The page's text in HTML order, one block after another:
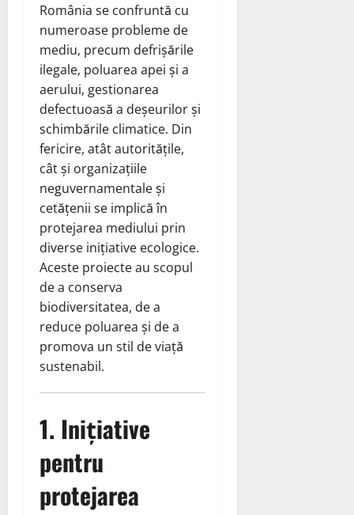
România se confruntă cu
numeroase probleme de
mediu, precum defrișările
ilegale, poluarea apei și a
aerului, gestionarea
defectuoasă a deșeurilor și
schimbările climatice. Din
fericire, atât autoritățile,
cât și organizațiile
neguvernamentale și
cetățenii se implică în
protejarea mediului prin
diverse inițiative ecologice.
Aceste proiecte au scopul
de a conserva
biodiversitatea, de a
reduce poluarea și de a
promova un stil de viață
sustenabil.
1. Inițiative
pentru
protejarea